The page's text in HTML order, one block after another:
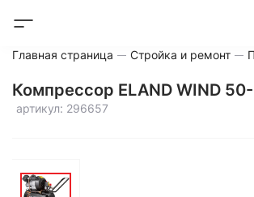
Главная страница Стройка и ремонт
Компрессор ELAND WIND
артикул: 296657